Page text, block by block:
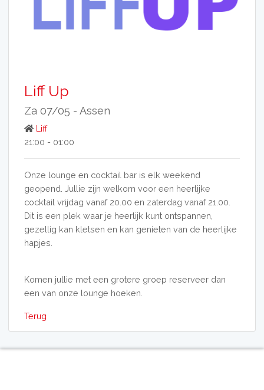
Liff Up
Za 07/05 - Assen
Liff
21:00 - 01:00
Onze lounge en cocktail bar is elk weekend
geopend. Jullie zijn welkom voor een heerlijke
cocktail vrijdag vanaf 20.00 en zaterdag vanaf 21.00.
Dit is een plek waar je heerlijk kunt ontspannen,
gezellig kan kletsen en kan genieten van de heerlijke
hapjes.
Komen jullie met een grotere groep reserveer dan
een van onze lounge hoeken.
Terug